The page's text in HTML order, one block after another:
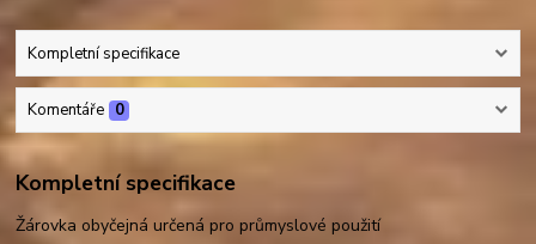
Kompletní specifikace
Komentáře 0
Kompletní specifikace
Žárovka obyčejná určená pro průmyslové použití